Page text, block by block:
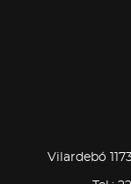
Vilardebó